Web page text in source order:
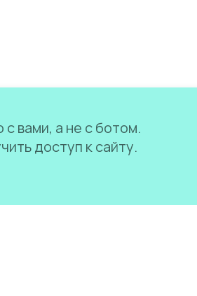
вами, а не с ботом.
доступ к сайту.